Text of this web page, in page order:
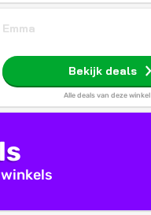
Emma
Bekijk deals
Alle deals van deze winkel